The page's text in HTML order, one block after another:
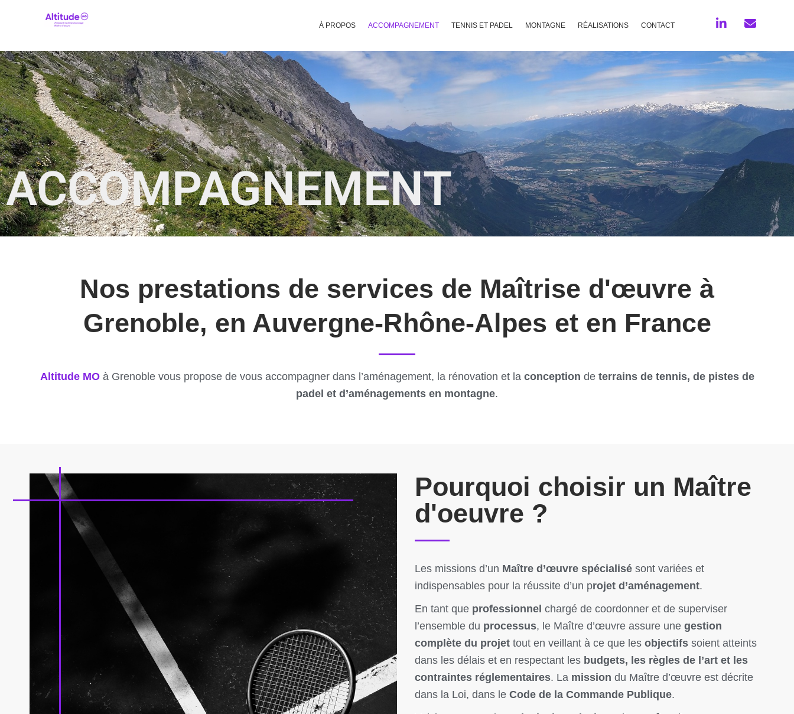
À PROPOS ACCOMPAGNEMENT TENNIS ET PADEL MONTAGNE RÉALISATIONS CONTACT
ACCOMPAGNEMENT
Nos prestations de services de Maîtrise d'œuvre à
Grenoble, en Auvergne-Rhône-Alpes et en France
Altitude MOà Grenoble vous propose de vous accompagner dans l’aménagement, la rénovation et la conception de terrains de tennis, de pistes de
padel et d’aménagements en montagne.
Pourquoi choisir un Maître
d'oeuvre ?
Les missions d’un Maître d’œuvre spécialisé sont variées et
indispensables pour la réussite d’un projet d’aménagement.
En tant que professionnel chargé de coordonner et de superviser
l’ensemble du processus, le Maître d’œuvre assure une gestion
complète du projet tout en veillant à ce que les objectifs soient atteints
dans les délais et en respectant les budgets, les règles de l’art et les
contraintes réglementaires. La mission du Maître d’œuvre est décrite
dans la Loi, dans le Code de la Commande Publique.